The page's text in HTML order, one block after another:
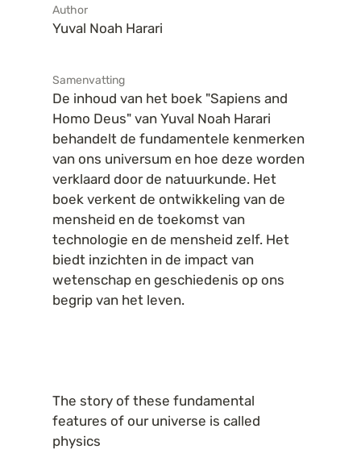
Author
Yuval Noah Harari
Samenvatting
De inhoud van het boek "Sapiens and
Homo Deus" van Yuval Noah Harari
behandelt de fundamentele kenmerken
van ons universum en hoe deze worden
verklaard door de natuurkunde. Het
boek verkent de ontwikkeling van de
mensheid en de toekomst van
technologie en de mensheid zelf. Het
biedt inzichten in de impact van
wetenschap en geschiedenis op ons
begrip van het leven.
The story of these fundamental
features of our universe is called
physics